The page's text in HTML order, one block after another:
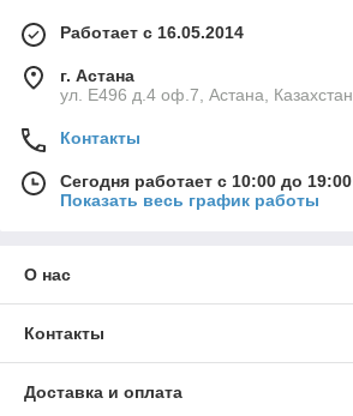
Работает с 16.05.2014
г. Астана
ул. Е496 д.4 оф.7, Астана, Казахстан
Контакты
Сегодня работает с 10:00 до 19:00
Показать весь график работы
О нас
Контакты
Доставка и оплата